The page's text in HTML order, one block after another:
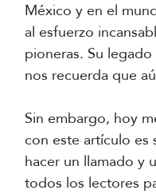
México y en el
al esfuerzo
pioneras. Su
nos recuerda que
Sin embargo, hoy
con este artículo es
hacer un llamado y
todos los lectores